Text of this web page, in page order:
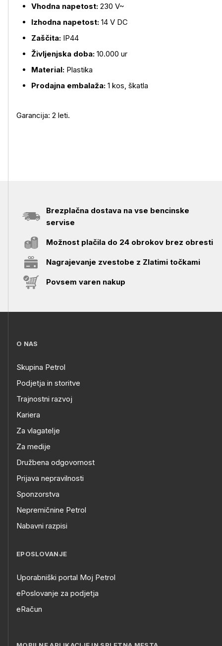
Vhodna napetost: 230 V~
Izhodna napetost: 14 V DC
Zaščita: IP44
Življenjska doba: 10.000 ur
Material: Plastika
Prodajna embalaža: 1 kos, škatla
Garancija: 2 leti.
Brezplačna dostava na vse bencinske
servise
Možnost plačila do 24 obrokov brez obresti
Nagrajevanje zvestobe z Zlatimi točkami
Povsem varen nakup
O NAS
Skupina Petrol
Podjetja in storitve
Trajnostni razvoj
Kariera
Za vlagatelje
Za medije
Družbena odgovornost
Prijava nepravilnosti
Sponzorstva
Nepremičnine Petrol
Nabavni razpisi
EPOSLOVANJE
Uporabniški portal Moj Petrol
ePoslovanje za podjetja
eRačun